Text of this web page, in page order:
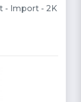
- Import - 2K